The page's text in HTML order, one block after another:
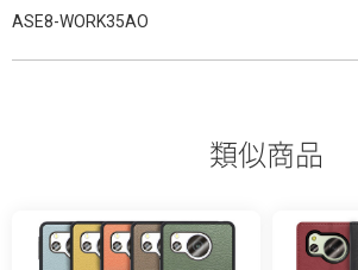
ASE8-WORK35AO
類似商品